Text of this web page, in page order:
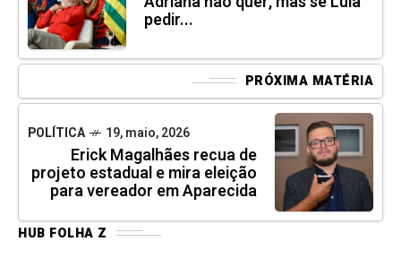
pedir...
PRÓXIMA MATÉRIA
POLÍTICA 19, maio, 2026
Erick Magalhães recua de
projeto estadual e mira eleição
para vereador em Aparecida
HUB FOLHA Z